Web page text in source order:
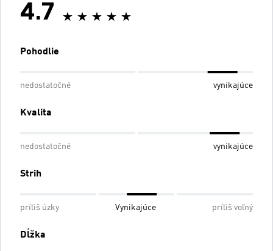
4.7
Pohodlie
nedostatočné vynikajúce
Kvalita
nedostatočné vynikajúce
Strih
príliš úzky Vynikajúce príliš voľný
Dĺžka